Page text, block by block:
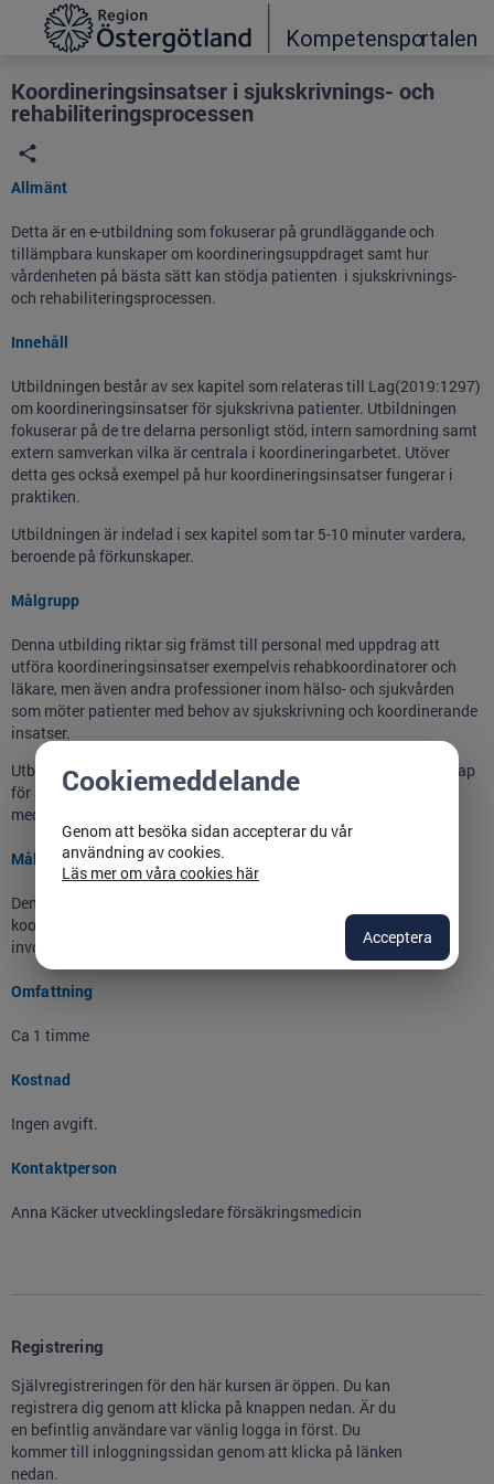
Grade
Portal
Koordineringsinsatser i sjukskrivnings- och
rehabiliteringsprocessen
Allmänt
Detta är en e-utbildning som fokuserar på grundläggande och
tillämpbara kunskaper om koordineringsuppdraget samt hur
vårdenheten på bästa sätt kan stödja patienten i sjukskrivnings-
och rehabiliteringsprocessen.
Innehåll
Utbildningen består av sex kapitel som relateras till Lag(2019:1297)
om koordineringsinsatser för sjukskrivna patienter. Utbildningen
fokuserar på de tre delarna personligt stöd, intern samordning samt
extern samverkan vilka är centrala i koordineringarbetet. Utöver
detta ges också exempel på hur koordineringsinsatser fungerar i
praktiken.
Utbildningen är indelad i sex kapitel som tar 5-10 minuter vardera,
beroende på förkunskaper.
Målgrupp
Denna utbilding riktar sig främst till personal med uppdrag att
utföra koordineringsinsatser exempelvis rehabkoordinatorer och
läkare, men även andra professioner inom hälso- och sjukvården
som möter patienter med behov av sjukskrivning och koordinerande
insatser.
Utbildningen ger också chefer grundläggande och praktisk kunskap
för att kunna rekrytera, introducera samt stödja och leda
medarbetare i koordinerinsuppdraget.
Mål
Denna utbildning bidrar till ökad kunskap och förståelse om vad
koordineringsinsatser inom hälso- och sjukvården innebär samt
involverade parters uppdrag och ansvar.
Omfattning
Ca 1 timme
Kostnad
Ingen avgift.
Kontaktperson
Anna Käcker utvecklingsledare försäkringsmedicin
Registrering
Självregistreringen för den här kursen är öppen. Du kan
registrera dig genom att klicka på knappen nedan. Är du
en befintlig användare var vänlig logga in först. Du
kommer till inloggningssidan genom att klicka på länken
nedan.
Cookiemeddelande
Genom att besöka sidan accepterar du vår
användning av cookies.
Läs mer om våra cookies här
Acceptera